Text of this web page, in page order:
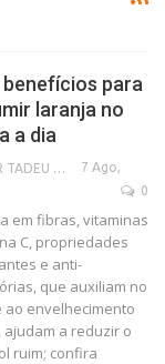
benefícios para
laranja no
a dia
7 Ago,
0
em fibras, vitaminas
C, propriedades
e anti-
que auxiliam no
ao envelhecimento
ajudam a reduzir o
ruim; confira